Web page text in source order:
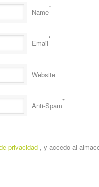
Name*
Email*
Website
Anti-Spam*
privacidad , y accedo al